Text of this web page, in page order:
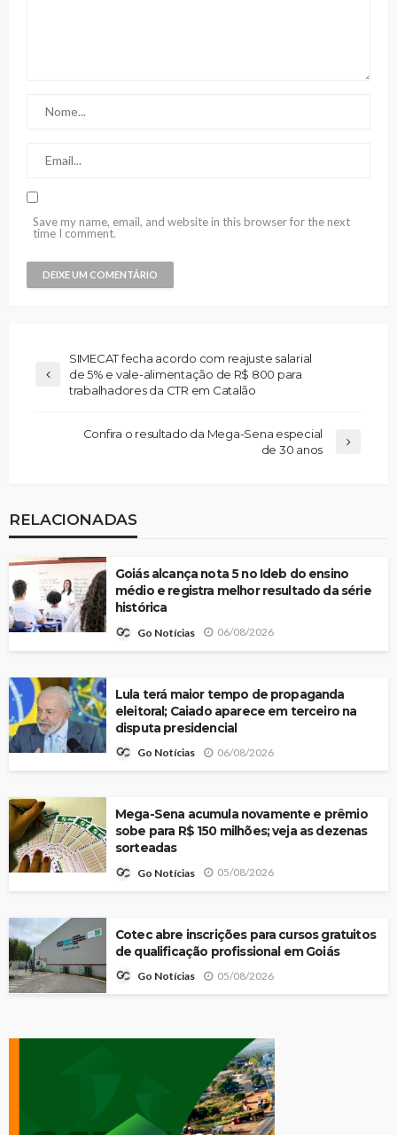
Save my name, email, and website in this browser for the next
time I comment.
SIMECAT fecha acordo com reajuste salarial
de 5% e vale-alimentação de R$ 800 para
trabalhadores da CTR em Catalão
Confira o resultado da Mega-Sena especial
de 30 anos
RELACIONADAS
Goiás alcança nota 5 no Ideb do ensino
médio e registra melhor resultado da série
histórica
Go Notícias 06/08/2026
Lula terá maior tempo de propaganda
eleitoral; Caiado aparece em terceiro na
disputa presidencial
Go Notícias 06/08/2026
Mega-Sena acumula novamente e prêmio
sobe para R$ 150 milhões; veja as dezenas
sorteadas
Go Notícias 05/08/2026
Cotec abre inscrições para cursos gratuitos
de qualificação profissional em Goiás
Go Notícias 05/08/2026